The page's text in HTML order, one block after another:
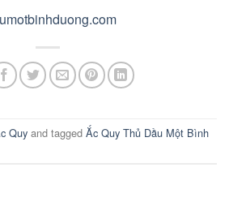
Quy and tagged Ắc Quy Thủ Dầu Một Bình